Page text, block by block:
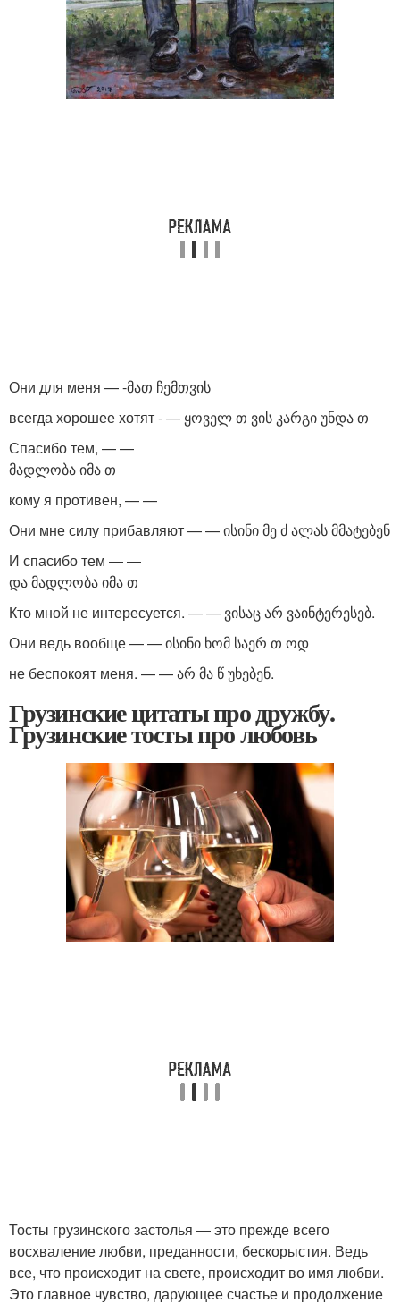
Они для меня — -მათ ჩემთვის
всегда хорошее хотят - — ყოველ თ ვის კარგი უნდა თ
Спасибо тем, — —
მადლობა იმა თ
кому я противен, — —
Они мне силу прибавляют — — ისინი მე ძ ალას მმატებენ
И спасибо тем — —
და მადლობა იმა თ
Кто мной не интересуется. — — ვისაც არ ვაინტერესებ.
Они ведь вообще — — ისინი ხომ საერ თ ოდ
не беспокоят меня. — — არ მა წ უხებენ.
Грузинские цитаты про дружбу.
Грузинские тосты про любовь
Тосты грузинского застолья — это прежде всего
восхваление любви, преданности, бескорыстия. Ведь
все, что происходит на свете, происходит во имя любви.
Это главное чувство, дарующее счастье и продолжение